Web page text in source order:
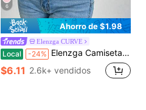
6
Ahorro de $1.98
Elenzga CURVE
Local -24% Elenzga Camiseta sin mangas de cuello cuadrado para mujer talla grande, ideal para primavera/verano, vacaciones, básica en color blanco para salir.
$6.11 2.6k+ vendidos